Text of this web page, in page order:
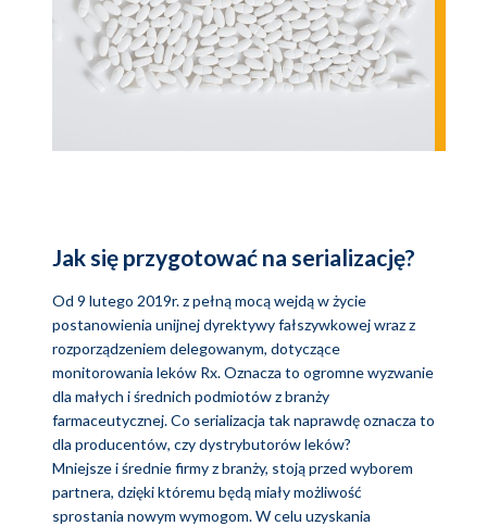
Jak się przygotować na serializację?
Od 9 lutego 2019r. z pełną mocą wejdą w życie
postanowienia unijnej dyrektywy fałszywkowej wraz z
rozporządzeniem delegowanym, dotyczące
monitorowania leków Rx. Oznacza to ogromne wyzwanie
dla małych i średnich podmiotów z branży
farmaceutycznej. Co serializacja tak naprawdę oznacza to
dla producentów, czy dystrybutorów leków?
Mniejsze i średnie firmy z branży, stoją przed wyborem
partnera, dzięki któremu będą miały możliwość
sprostania nowym wymogom. W celu uzyskania